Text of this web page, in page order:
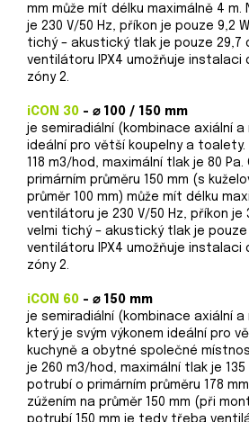
mm může mít délku maximálně 4
je 230 V/50 Hz, příkon je pouze 9,2
tichý – akustický tlak je pouze 29,7
ventilátoru IPX4 umožňuje
zóny 2.
iCON 30 - ⌀ 100 / 150 mm
je semiradiální (kombinace axiální
ideální pro větší koupelny a toalety.
118 m3/hod, maximální tlak je 80
primárním průměru 150 mm (s
průměr 100 mm) může mít délku
ventilátoru je 230 V/50 Hz, příkon je
velmi tichý – akustický tlak je pouze
ventilátoru IPX4 umožňuje
zóny 2.
iCON 60 - ⌀ 150 mm
je semiradiální (kombinace axiální
který je svým výkonem ideální pro
kuchyně a obytné společné
je 260 m3/hod, maximální tlak je 135
potrubí o primárním průměru 178
zúžením na průměr 150 mm (při